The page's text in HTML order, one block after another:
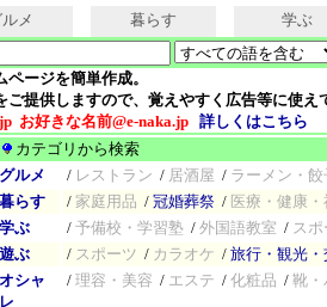
メ 暮らす
学ぶ
ージを簡単作成。
ご提供しますので、覚えやすく広告等に使え
お好きな名前@e-naka.jp 詳しくはこちら
カテゴリから検索
グルメ
/ レストラン / 居酒屋 / ラーメン・餃
暮らす
/ 家庭用品 / 冠婚葬祭 / 医療・健康・
学ぶ
/ 予備校・学習塾 / 外国語教室 / ス
遊ぶ
/ スポーツ / カラオケ / 旅行・観光・
オシャ
レ
/ 理容・美容 / エステ / 化粧品 / 靴・